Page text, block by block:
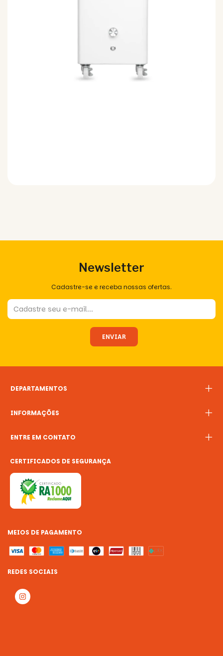
Newsletter
Cadastre-se e receba nossas ofertas.
DEPARTAMENTOS
INFORMAÇÕES
ENTRE EM CONTATO
CERTIFICADOS DE SEGURANÇA
MEIOS DE PAGAMENTO
REDES SOCIAIS